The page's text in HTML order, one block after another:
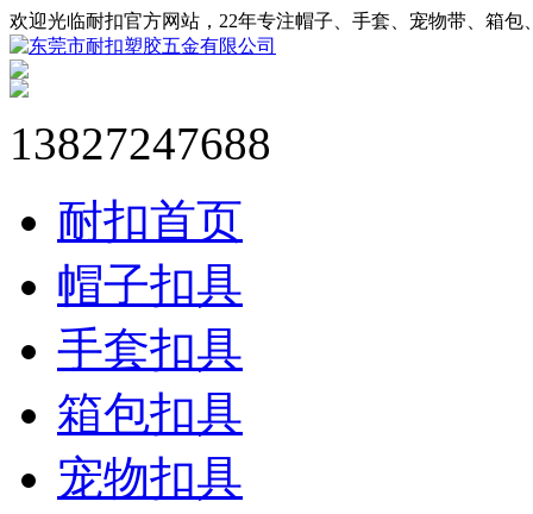
欢迎光临耐扣官方网站，22年专注帽子、手套、宠物带、箱
13827247688
耐扣首页
帽子扣具
手套扣具
箱包扣具
宠物扣具